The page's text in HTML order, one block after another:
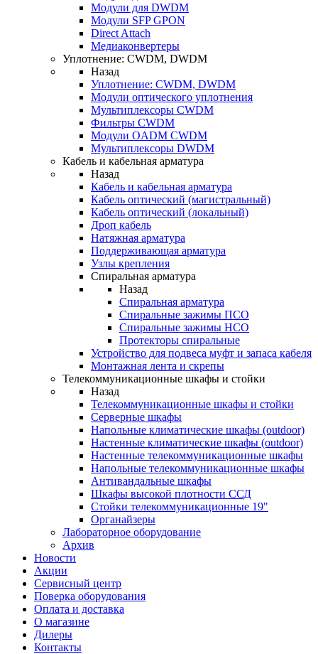
Модули для DWDM
Модули SFP GPON
Direct Attach
Медиаконвертеры
Уплотнение: CWDM, DWDM
Назад
Уплотнение: CWDM, DWDM
Модули оптического уплотнения
Мультиплексоры CWDM
Фильтры CWDM
Модули OADM CWDM
Мультиплексоры DWDM
Кабель и кабельная арматура
Назад
Кабель и кабельная арматура
Кабель оптический (магистральный)
Кабель оптический (локальный)
Дроп кабель
Натяжная арматура
Поддерживающая арматура
Узлы крепления
Спиральная арматура
Назад
Спиральная арматура
Спиральные зажимы ПСО
Спиральные зажимы НСО
Протекторы спиральные
Устройство для подвеса муфт и запаса кабеля
Монтажная лента и скрепы
Телекоммуникационные шкафы и стойки
Назад
Телекоммуникационные шкафы и стойки
Серверные шкафы
Напольные климатические шкафы (outdoor)
Настенные климатические шкафы (outdoor)
Настенные телекоммуникационные шкафы
Напольные телекоммуникационные шкафы
Антивандальные шкафы
Шкафы высокой плотности ССД
Стойки телекоммуникационные 19"
Органайзеры
Лабораторное оборудование
Архив
Новости
Акции
Сервисный центр
Поверка оборудования
Оплата и доставка
О магазине
Дилеры
Контакты